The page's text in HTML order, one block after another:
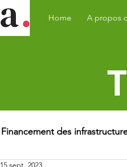
Home A propos
Financement des
15 sept. 2023